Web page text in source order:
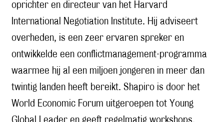
oprichter en directeur van het Harvard
International Negotiation Institute. Hij adviseert
overheden, is een zeer ervaren spreker en
ontwikkelde een conflictmanagement-programma
waarmee hij al een miljoen jongeren in meer dan
twintig landen heeft bereikt. Shapiro is door het
World Economic Forum uitgeroepen tot Young
Global Leader en geeft regelmatig workshops,